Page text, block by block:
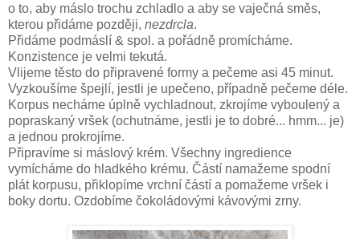
o to, aby máslo trochu zchladlo a aby se vaječná směs,
kterou přidáme později, nezdrcla.
Přidáme podmáslí & spol. a pořádně promícháme.
Konzistence je velmi tekutá.
Vlijeme těsto do připravené formy a pečeme asi 45 minut.
Vyzkoušíme špejlí, jestli je upečeno, případně pečeme déle.
Korpus necháme úplně vychladnout, zkrojíme vyboulený a
popraskaný vršek (ochutnáme, jestli je to dobré... hmm... je)
a jednou prokrojíme.
Připravíme si máslový krém. Všechny ingredience
vymícháme do hladkého krému. Částí namažeme spodní
plát korpusu, přiklopíme vrchní částí a pomažeme vršek i
boky dortu. Ozdobíme čokoládovými kávovými zrny.